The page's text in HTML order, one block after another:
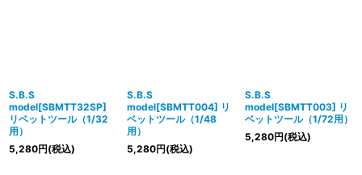
S.B.S
model[SBMTT32SP]
リベットツール（1/32
用）
5,280円(税込)
S.B.S
model[SBMTT004] リ
ベットツール（1/48
用）
5,280円(税込)
S.B.S
model[SBMTT003] リ
ベットツール（1/72用）
5,280円(税込)